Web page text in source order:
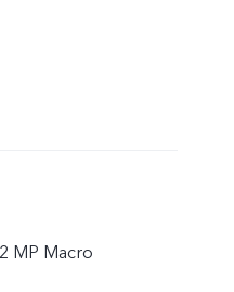
MP Macro